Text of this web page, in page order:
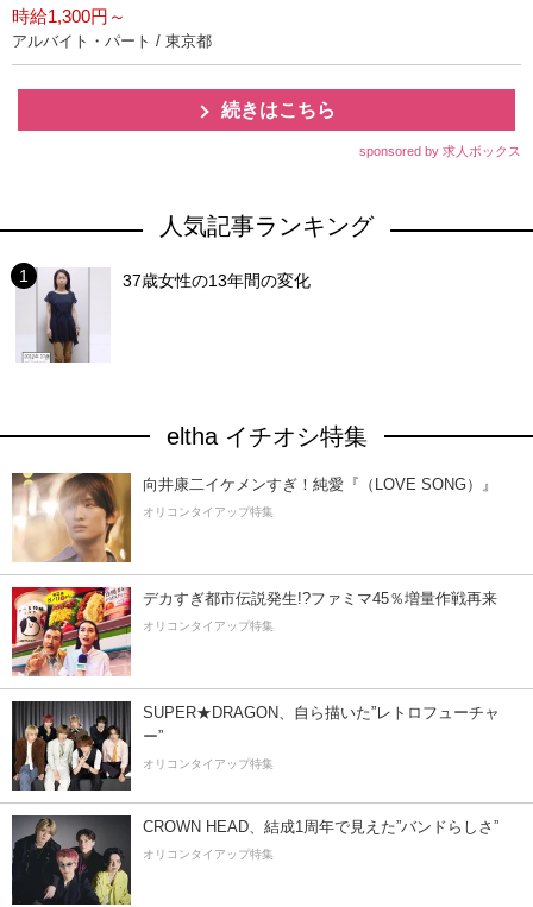
時給1,300円～
アルバイト・パート / 東京都
続きはこちら
sponsored by 求人ボックス
人気記事ランキング
37歳女性の13年間の変化
eltha イチオシ特集
向井康二イケメンすぎ！純愛『（LOVE SONG）』
オリコンタイアップ特集
デカすぎ都市伝説発生!?ファミマ45％増量作戦再来
オリコンタイアップ特集
SUPER★DRAGON、自ら描いた”レトロフューチャ
ー”
オリコンタイアップ特集
CROWN HEAD、結成1周年で見えた”バンドらしさ”
オリコンタイアップ特集